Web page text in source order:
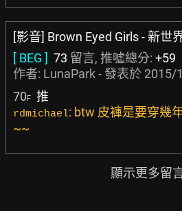
[影音] Brown Eyed Girls - 新世
[ BEG ] 73 留言, 推噓總分: +59
作者: LunaPark- 發表於 2015/
70F 推
rdmichael: btw 皮褲是要穿幾
~~
顯示更多留